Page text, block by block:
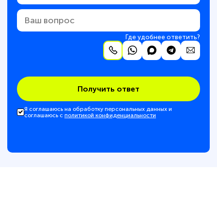
Где удобнее ответить?
Получить ответ
Я соглашаюсь на обработку персональных данных и
соглашаюсь с политикой конфиденциальности